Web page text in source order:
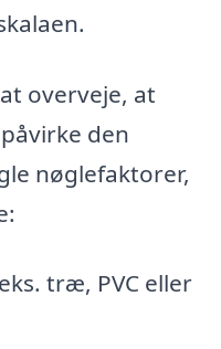
overveje, at
den
nøglefaktorer,
træ, PVC eller